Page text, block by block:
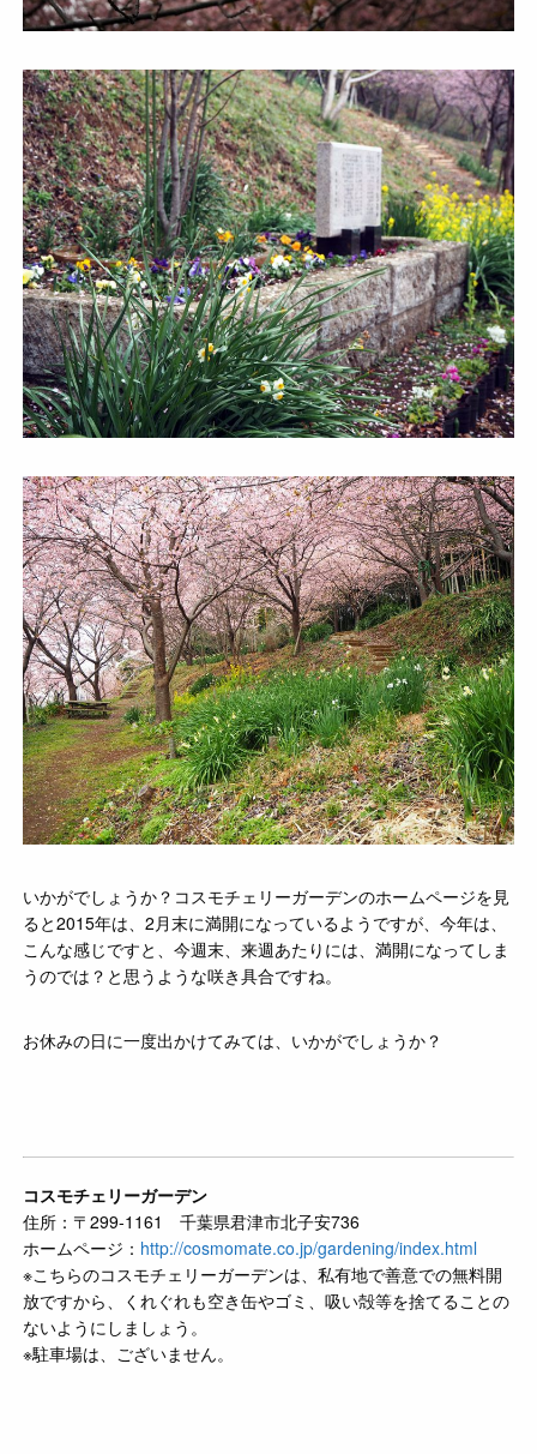
いかがでしょうか？コスモチェリーガーデンのホームページを見
ると2015年は、2月末に満開になっているようですが、今年は、
こんな感じですと、今週末、来週あたりには、満開になってしま
うのでは？と思うような咲き具合ですね。
お休みの日に一度出かけてみては、いかがでしょうか？
コスモチェリーガーデン
住所：〒299-1161 千葉県君津市北子安736
ホームページ： http://cosmomate.co.jp/gardening/index.html
※こちらのコスモチェリーガーデンは、私有地で善意での無料開
放ですから、くれぐれも空き缶やゴミ、吸い殻等を捨てることの
ないようにしましょう。
※駐車場は、ございません。